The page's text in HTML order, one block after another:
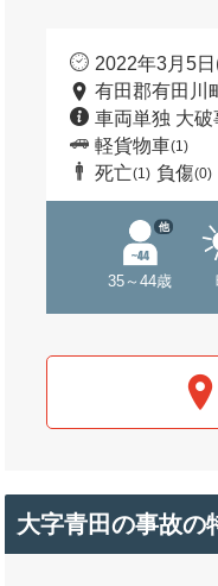
2022年3月5
有田郡有田川
車両単独 大破
軽貨物車(1)
死亡(1) 負傷(0)
35～44歳
他
大字青田の事故の